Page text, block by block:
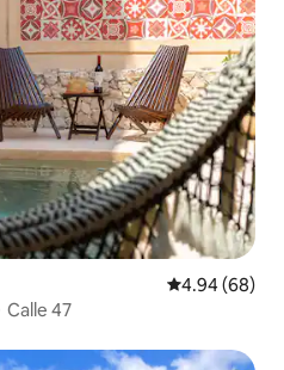
レビュー68件
4.94 (68)
Calle 47